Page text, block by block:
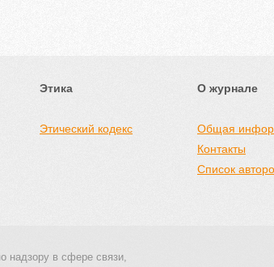
Этика
Этический кодекс
О журнале
Общая
Контакты
Список
надзору в сфере связи,